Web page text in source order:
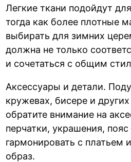
Легкие ткани подойдут
тогда как более плотные
выбирать для зимних
должна не только
и сочетаться с общим
Аксессуары и детали.
кружевах, бисере и
обратите внимание на
перчатки, украшения,
гармонировать с платьем
образ.